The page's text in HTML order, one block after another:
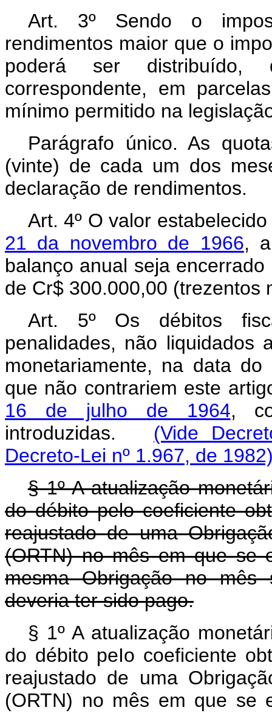
Art. 3º Sendo o
rendimentos maior que o
poderá ser distribuído,
correspondente, em
mínimo permitido na
Parágrafo único. As
(vinte) de cada um dos
declaração de rendimentos.
Art. 4º O valor
21 da novembro de 1966,
balanço anual seja
de Cr$ 300.000,00 (trezentos
Art. 5º Os débitos
penalidades, não liquidados
monetariamente, na data
que não contrariem este
16 de julho de 1964,
introduzidas. (Vide
Decreto-Lei nº 1.967, de
§ 1º A atualização
do débito pelo coeficiente
reajustado de uma
(ORTN) no mês em que se
mesma Obrigação no
deveria ter sido pago.
§ 1º A atualização
do débito peIo coeficiente
reajustado de uma
(ORTN) no mês em que se